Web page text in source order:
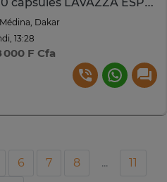
100 capsules LAVAZZA ESPRESSO POINT N°408
Médina, Dakar
13:28
000 F Cfa
6 7 8 ...
11